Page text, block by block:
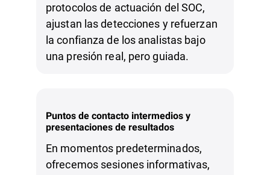
protocolos de actuación del SOC,
ajustan las detecciones y refuerzan
la confianza de los analistas bajo
una presión real, pero guiada.
Puntos de contacto intermedios y
presentaciones de resultados
En momentos predeterminados,
ofrecemos sesiones informativas,